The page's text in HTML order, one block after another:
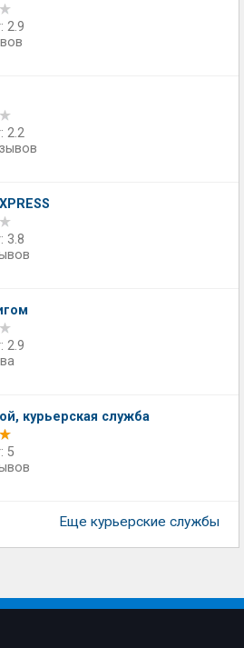
2.9
2.2
3.8
2.9
курьерская служба
5
Еще курьерские службы